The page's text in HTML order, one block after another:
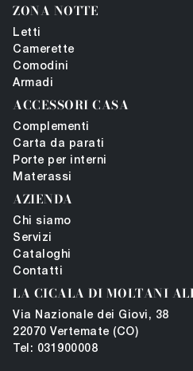
ZONA NOTTE
Letti
Camerette
Comodini
Armadi
ACCESSORI CASA
Complementi
Carta da parati
Porte per interni
Materassi
AZIENDA
Chi siamo
Servizi
Cataloghi
Contatti
LA CICALA DI MOLTANI
Via Nazionale dei Giovi, 38
22070 Vertemate (CO)
Tel: 031900008